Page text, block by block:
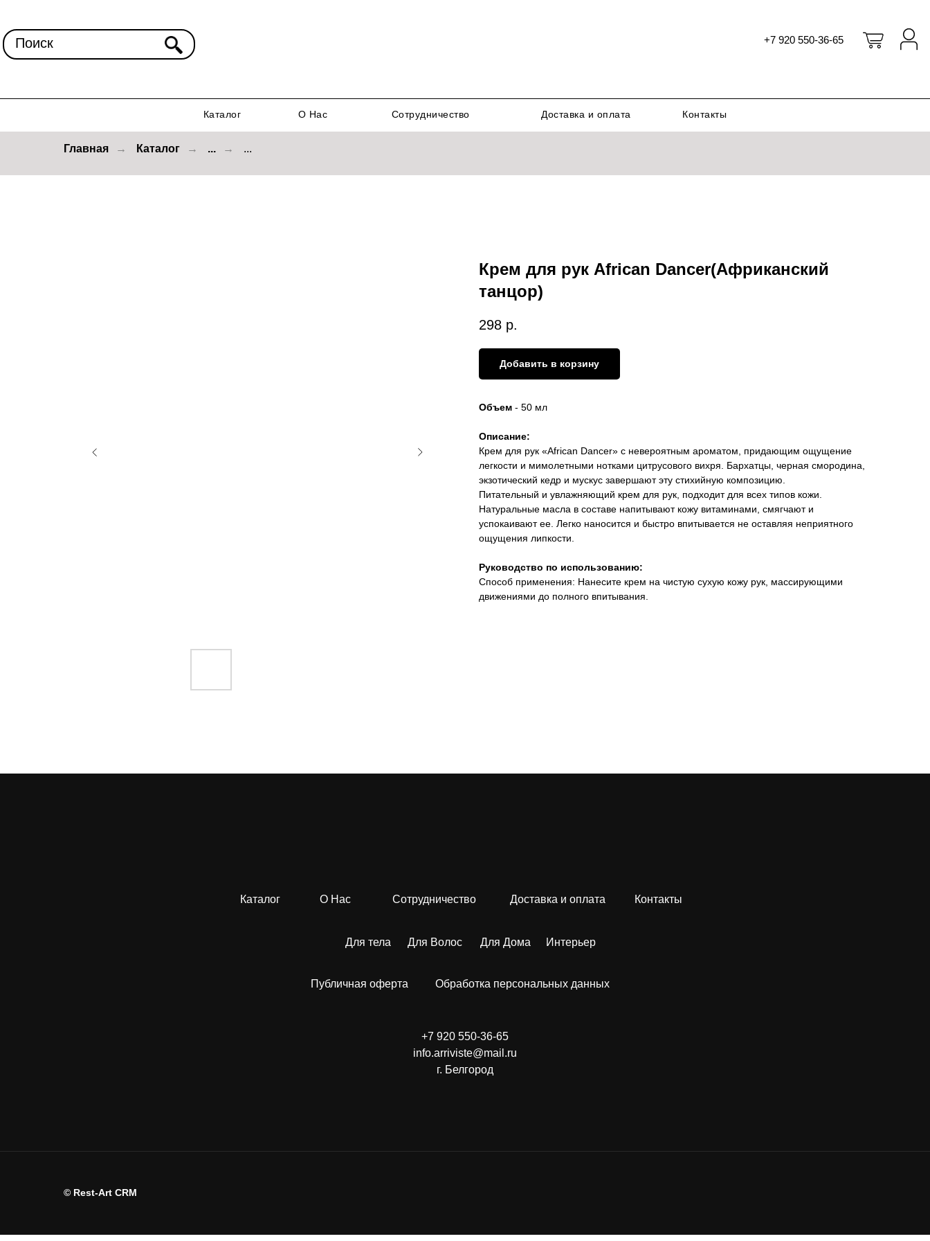
Каталог О Нас Сотрудничество Доставка и оплата Контакты
+7 920 550-36-65
Поиск
Главная → Каталог → ... → ...
Крем для рук African Dancer(Африканский
танцор)
298 р.
Добавить в корзину
Объем - 50 мл
Описание:
Крем для рук «African Dancer» с невероятным ароматом, придающим ощущение
легкости и мимолетными нотками цитрусового вихря. Бархатцы, черная смородина,
экзотический кедр и мускус завершают эту стихийную композицию.
Питательный и увлажняющий крем для рук, подходит для всех типов кожи.
Натуральные масла в составе напитывают кожу витаминами, смягчают и
успокаивают ее. Легко наносится и быстро впитывается не оставляя неприятного
ощущения липкости.
Руководство по использованию:
Способ применения: Нанесите крем на чистую сухую кожу рук, массирующими
движениями до полного впитывания.
+7 920 550-36-65
info.arriviste@mail.ru
г. Белгород
Для тела Для Волос Для Дома Интерьер
Публичная оферта Обработка персональных данных
Каталог О Нас Сотрудничество Доставка и оплата Контакты
© Rest-Art CRM